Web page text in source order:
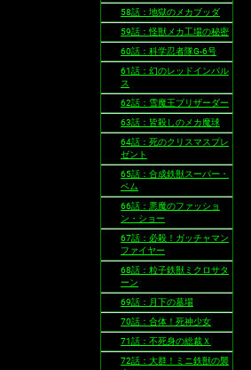
58話：地獄のメカブッダ
59話：怪獣メカ工場の秘密
60話：科学忍者隊G-6号
61話：幻のレッドインパル
ス
62話：雪魔王ブリザーダー
63話：皆殺しのメカ魔球
64話：死のクリスマスプレ
ゼント
65話：合成鉄獣スーパー・
ベム
66話：悪魔のファッショ
ン・ショー
67話：必殺！ガッチャマン
ファイヤー
68話：粒子鉄獣ミクロサタ
ーン
69話：月下の墓場
70話：合体！死神少女
71話：不死身の総裁Ｘ
72話：大群！ミニ鉄獣の襲